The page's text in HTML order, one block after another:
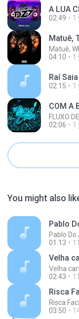
02:49 1
Matuê,
Matuê,
04:10
1
02:15 1
FLUXO
02:06
1
You might also
Pablo
01:13
Velha
Velha
02:43
Risca
Risca
03:50